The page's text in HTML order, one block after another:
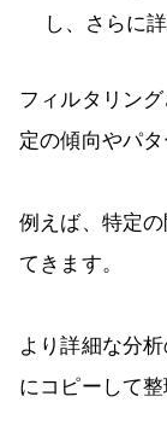
し、さらに
フィルタリン
定の傾向やパタ
例えば、特定
てきます。
より詳細な分
にコピーして